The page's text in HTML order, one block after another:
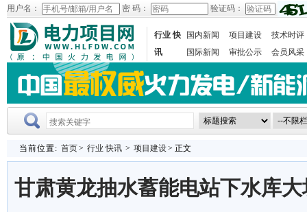
用户名： 密 码： 验证码：
行业 快
讯
国内新闻 项目建设
技术时评
国际新闻
审批公示 会员风采
当前位置: 首页> 行业 快讯 > 项目建设> 正文
甘肃黄龙抽水蓄能电站下水库